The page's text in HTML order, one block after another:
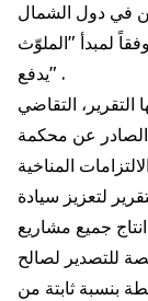
في دول الشمال
لمبدأ "الملوّث
يدفع" .
التقرير، التقاضي
الصادر عن محكمة
لتعزيز سيادة
15–25% من انتاج جميع مشاريع
للتصدير لصالح
بنسبة ثابتة من